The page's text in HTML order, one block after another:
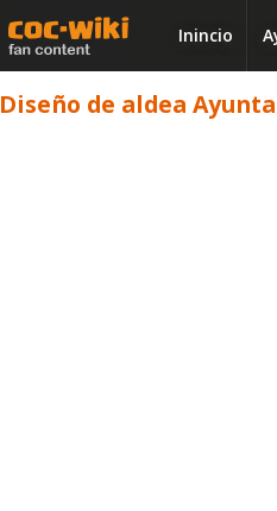
Inincio
Diseño de aldea